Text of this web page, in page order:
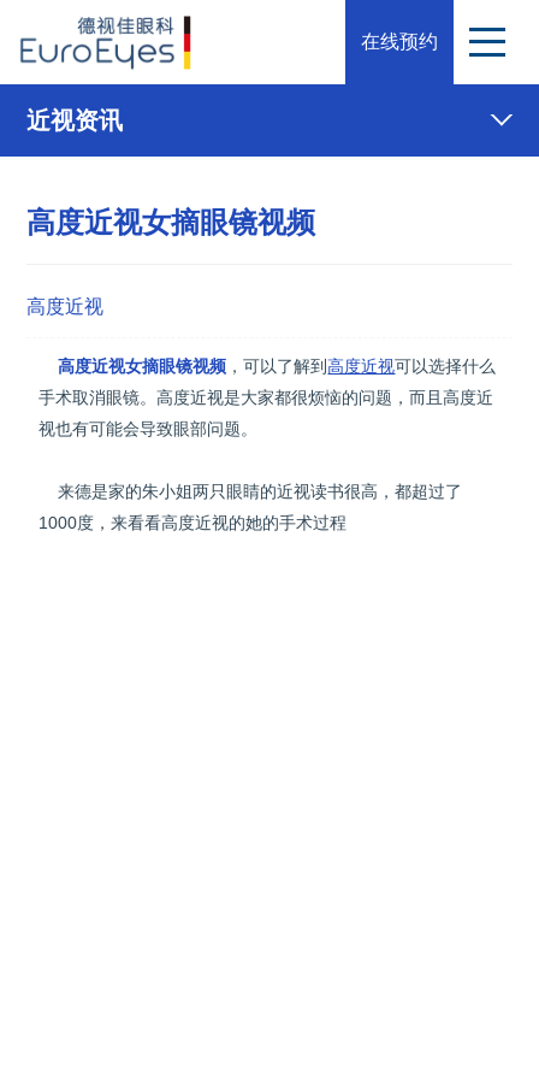
在线预约
近视资讯
高度近视女摘眼镜视频
高度近视
高度近视女摘眼镜视频 ，可以了解到高度近视可以选择什么
手术取消眼镜。高度近视是大家都很烦恼的问题，而且高度近
视也有可能会导致眼部问题。
来德是家的朱小姐两只眼睛的近视读书很高，都超过了
1000度，来看看高度近视的她的手术过程